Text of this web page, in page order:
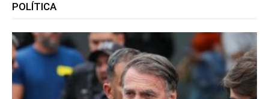
POLÍTICA